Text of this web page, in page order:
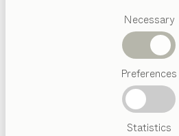
Necessary
Preferences
Statistics
Artisanat
Autrichien
REVENDEUR
Sauf stipulation contraire,
sont traitées à l’huile naturelle.